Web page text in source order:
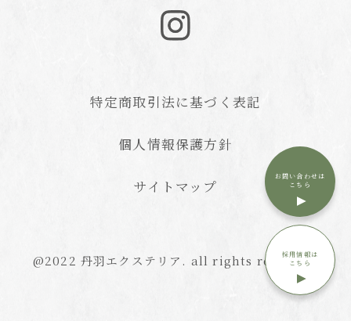
お問い合わせは
こちら
採用情報は
こちら
特定商取引法に基づく表記
個人情報保護方針
サイトマップ
@2022 丹羽エクステリア. all rights reserved.